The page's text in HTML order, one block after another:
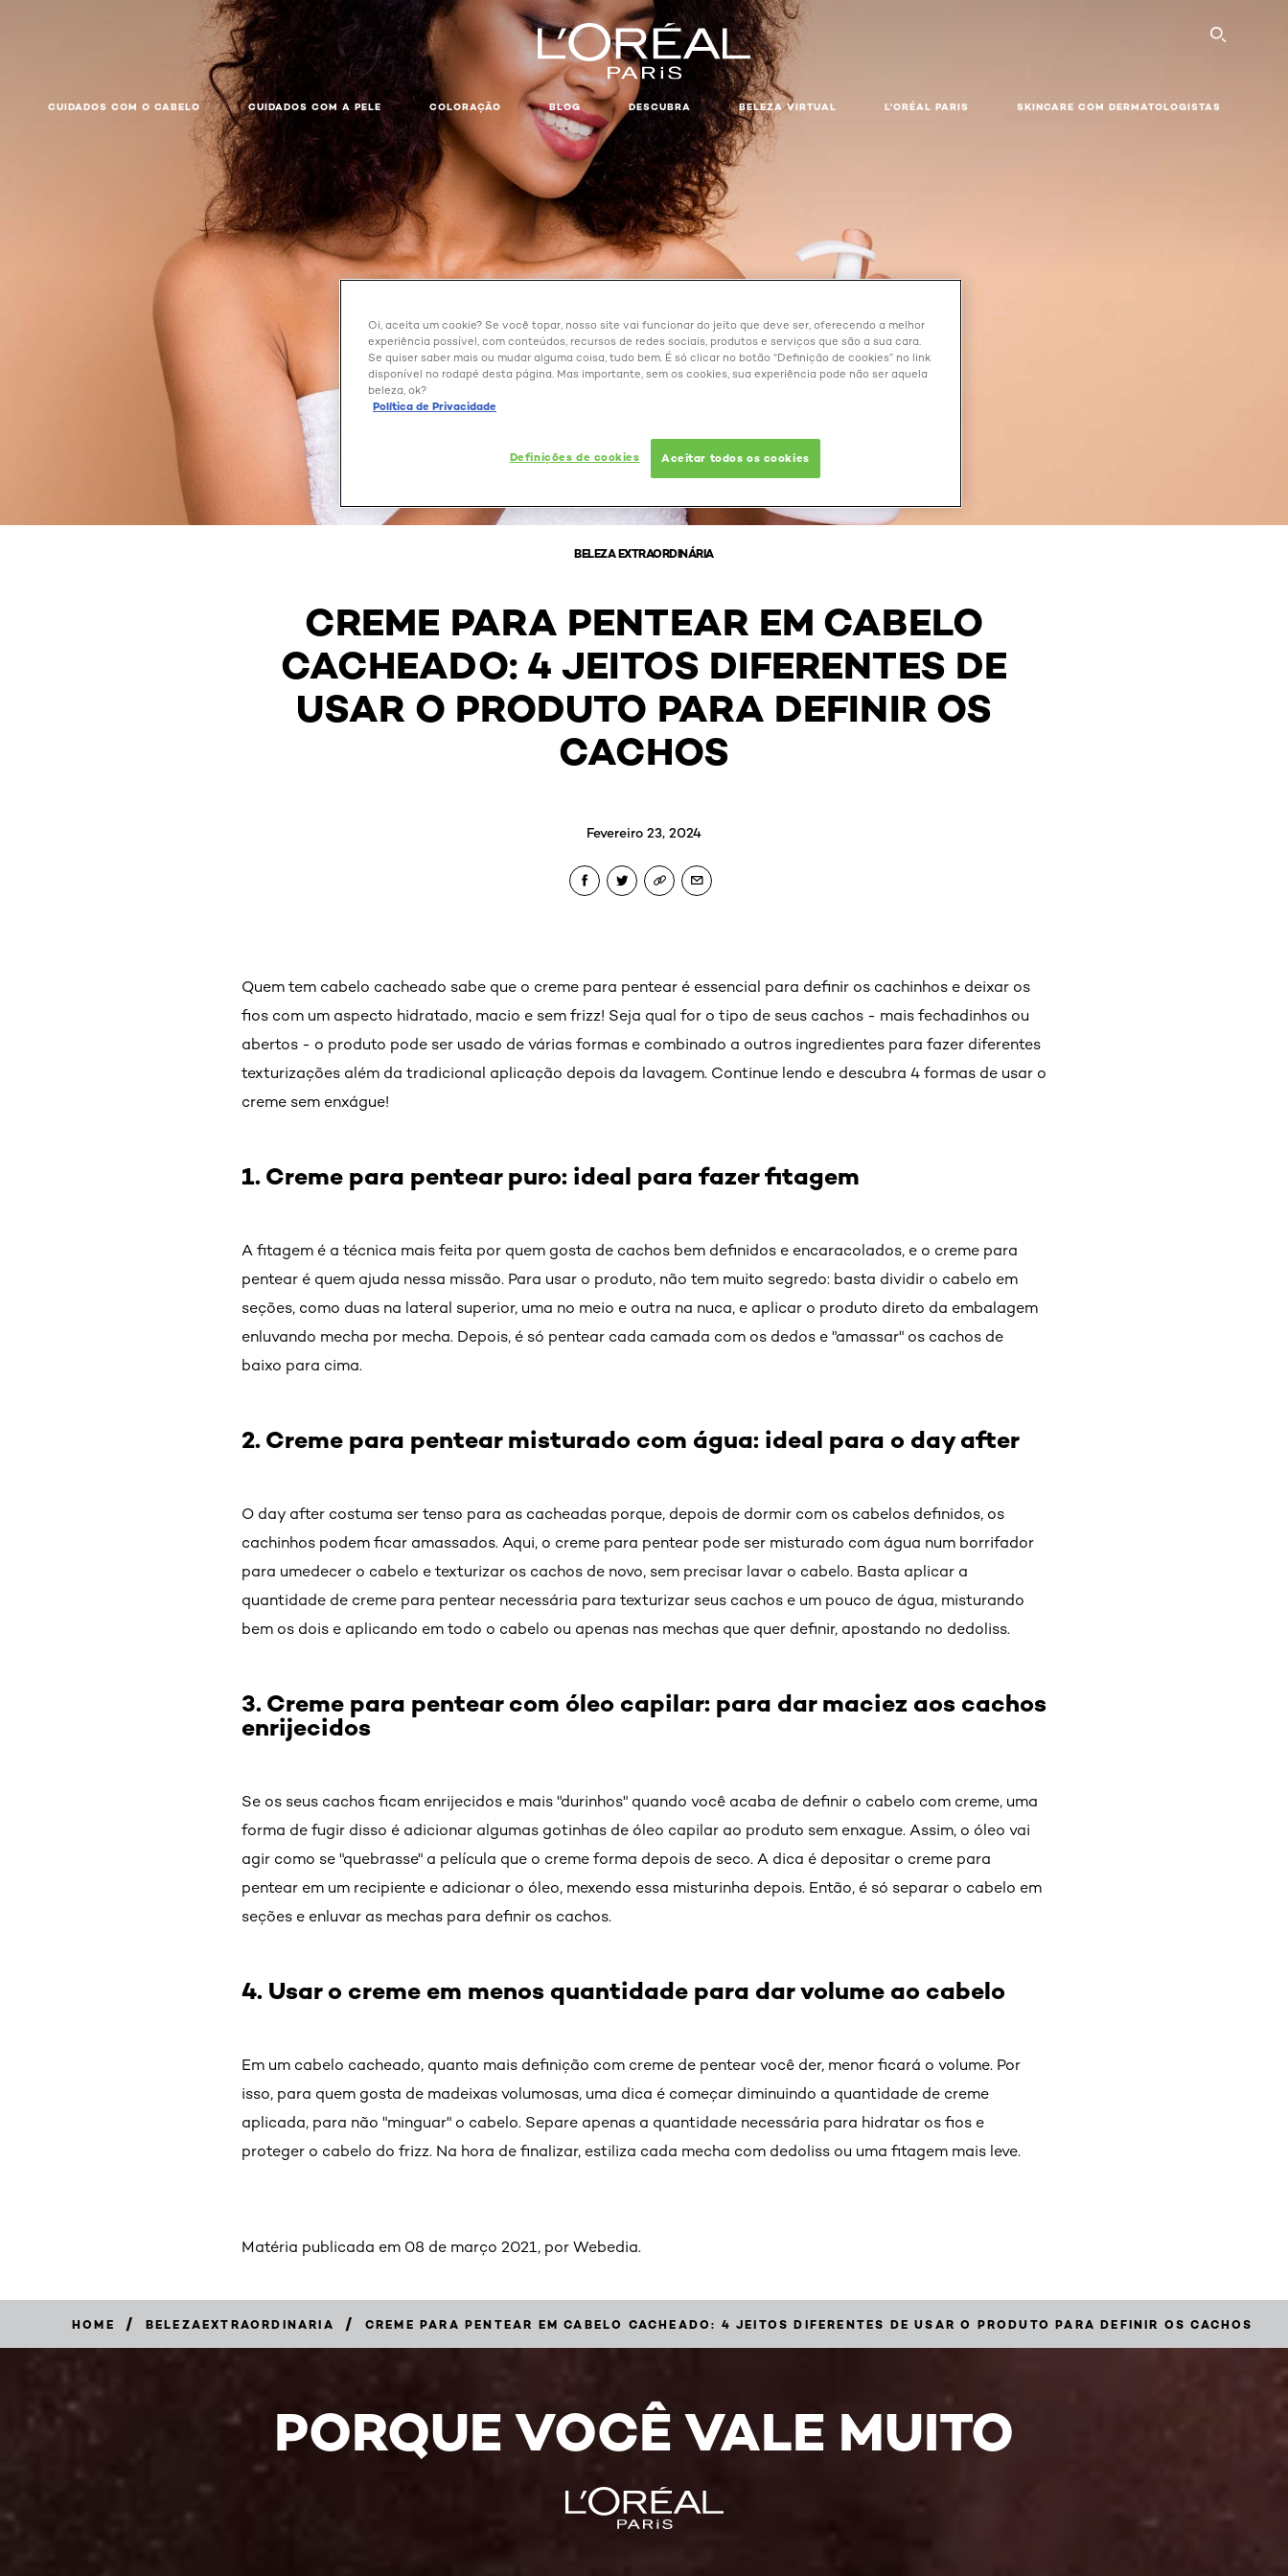
CUIDADOS COM O CABELO CUIDADOS COM A PELE COLORAÇÃO BLOG DESCUBRA BELEZA VIRTUAL L'ORÉAL PARIS SKINCARE COM DERMATOLOGISTAS
BELEZA EXTRAORDINÁRIA
CREME PARA PENTEAR EM CABELO
CACHEADO: 4 JEITOS DIFERENTES DE
USAR O PRODUTO PARA DEFINIR OS
CACHOS
Fevereiro 23, 2024
Quem tem cabelo cacheado sabe que o creme para pentear é essencial para definir os cachinhos e deixar os
fios com um aspecto hidratado, macio e sem frizz! Seja qual for o tipo de seus cachos - mais fechadinhos ou
abertos - o produto pode ser usado de várias formas e combinado a outros ingredientes para fazer diferentes
texturizações além da tradicional aplicação depois da lavagem. Continue lendo e descubra 4 formas de usar o
creme sem enxágue!
1. Creme para pentear puro: ideal para fazer fitagem
A fitagem é a técnica mais feita por quem gosta de cachos bem definidos e encaracolados, e o creme para
pentear é quem ajuda nessa missão. Para usar o produto, não tem muito segredo: basta dividir o cabelo em
seções, como duas na lateral superior, uma no meio e outra na nuca, e aplicar o produto direto da embalagem
enluvando mecha por mecha. Depois, é só pentear cada camada com os dedos e "amassar" os cachos de
baixo para cima.
2. Creme para pentear misturado com água: ideal para o day after
O day after costuma ser tenso para as cacheadas porque, depois de dormir com os cabelos definidos, os
cachinhos podem ficar amassados. Aqui, o creme para pentear pode ser misturado com água num borrifador
para umedecer o cabelo e texturizar os cachos de novo, sem precisar lavar o cabelo. Basta aplicar a
quantidade de creme para pentear necessária para texturizar seus cachos e um pouco de água, misturando
bem os dois e aplicando em todo o cabelo ou apenas nas mechas que quer definir, apostando no dedoliss.
3. Creme para pentear com óleo capilar: para dar maciez aos cachos
enrijecidos
Se os seus cachos ficam enrijecidos e mais "durinhos" quando você acaba de definir o cabelo com creme, uma
forma de fugir disso é adicionar algumas gotinhas de óleo capilar ao produto sem enxague. Assim, o óleo vai
agir como se "quebrasse" a película que o creme forma depois de seco. A dica é depositar o creme para
pentear em um recipiente e adicionar o óleo, mexendo essa misturinha depois. Então, é só separar o cabelo em
seções e enluvar as mechas para definir os cachos.
4. Usar o creme em menos quantidade para dar volume ao cabelo
Em um cabelo cacheado, quanto mais definição com creme de pentear você der, menor ficará o volume. Por
isso, para quem gosta de madeixas volumosas, uma dica é começar diminuindo a quantidade de creme
aplicada, para não "minguar" o cabelo. Separe apenas a quantidade necessária para hidratar os fios e
proteger o cabelo do frizz. Na hora de finalizar, estiliza cada mecha com dedoliss ou uma fitagem mais leve.
Matéria publicada em 08 de março 2021, por Webedia.
HOME / BELEZAEXTRAORDINARIA / CREME PARA PENTEAR EM CABELO CACHEADO: 4 JEITOS DIFERENTES DE USAR O PRODUTO PARA DEFINIR OS CACHOS
PORQUE VOCÊ VALE MUITO
Oi, aceita um cookie? Se você topar, nosso site vai funcionar do jeito que deve ser, oferecendo a melhor
experiência possível, com conteúdos, recursos de redes sociais, produtos e serviços que são a sua cara.
Se quiser saber mais ou mudar alguma coisa, tudo bem. É só clicar no botão “Definição de cookies” no link
disponível no rodapé desta página. Mas importante, sem os cookies, sua experiência pode não ser aquela
beleza, ok?
Política de Privacidade
Definições de cookies Aceitar todos os cookies